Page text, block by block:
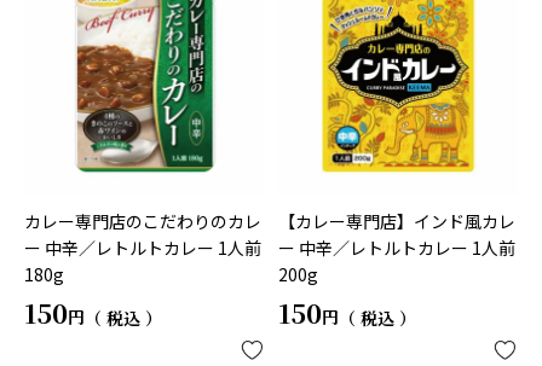
カレー専門店のこだわりのカレ
ー 中辛／レトルトカレー 1人前
180g
150 税込
【カレー専門店】インド風カレ
ー 中辛／レトルトカレー 1人前
200g
150 税込